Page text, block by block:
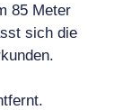
85 Meter
sich die